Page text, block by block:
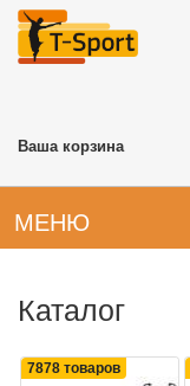
Ваша корзина
МЕНЮ
Каталог
7878 товаров